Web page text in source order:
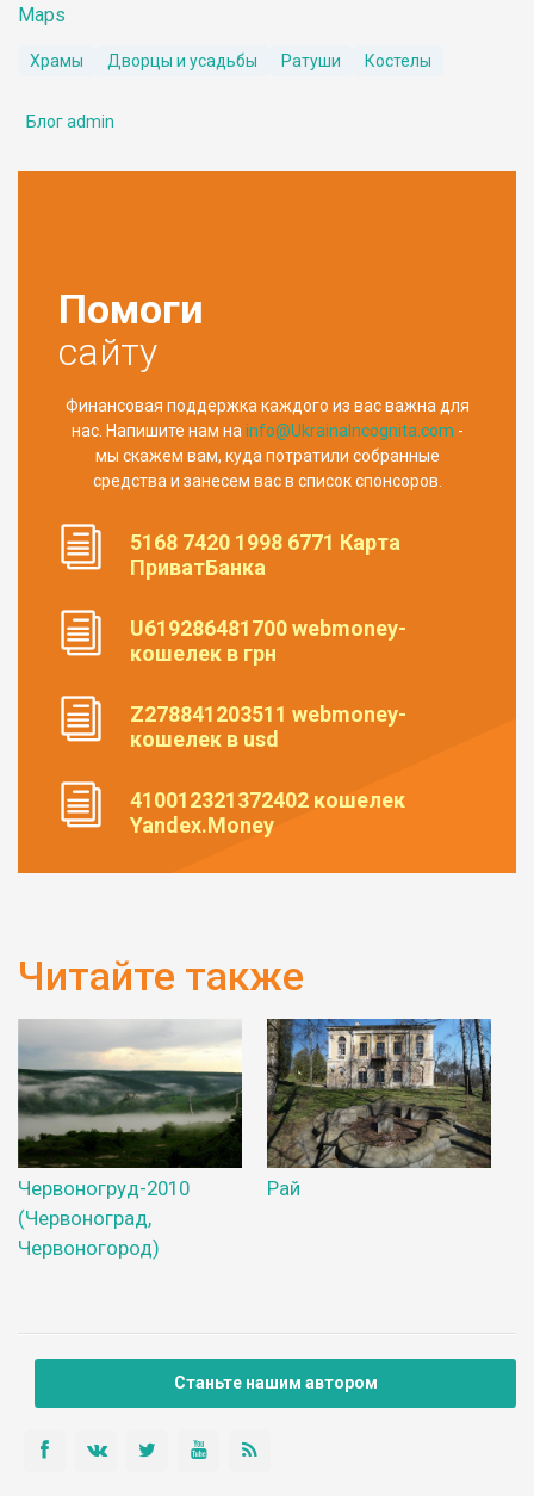
Maps
Храмы Дворцы и усадьбы Ратуши Костелы
Блог admin
Помоги
сайту
Финансовая поддержка каждого из вас важна для
нас. Напишите нам наinfo@UkrainaIncognita.com -
мы скажем вам, куда потратили собранные
средства и занесем вас в список спонсоров.
5168 7420 1998 6771 Карта
ПриватБанка
U619286481700 webmoney-
кошелек в грн
Z278841203511 webmoney-
кошелек в usd
410012321372402 кошелек
Yandex.Money
Читайте также
Червоногруд-2010
(Червоноград,
Червоногород)
Рай
Станьте нашим автором